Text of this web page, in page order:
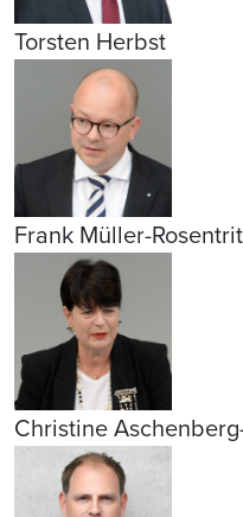
Torsten Herbst
Frank Müller-
Christine